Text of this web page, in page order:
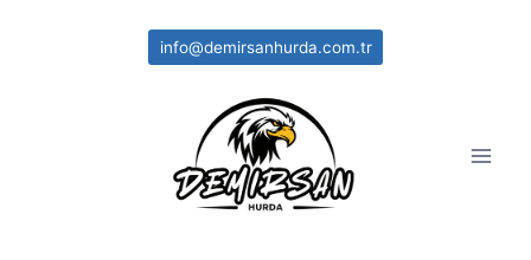
info@demirsanhurda.com.tr